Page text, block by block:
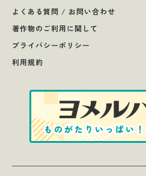
よくある質問 / お問い合わせ
著作物のご利用に関して
プライバシーポリシー
利用規約